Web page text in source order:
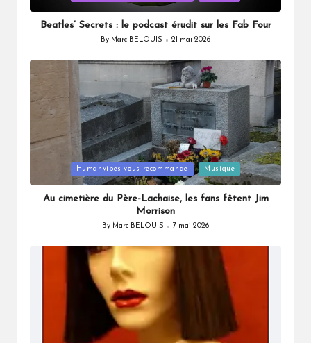
in
Beatles’ Secrets : le podcast érudit sur les Fab Four
Posted
By Marc BELOUIS 21 mai 2026
in
Humanvibes vous recommande Musique
Au cimetière du Père-Lachaise, les fans fêtent Jim
Morrison
Posted
By Marc BELOUIS 7 mai 2026